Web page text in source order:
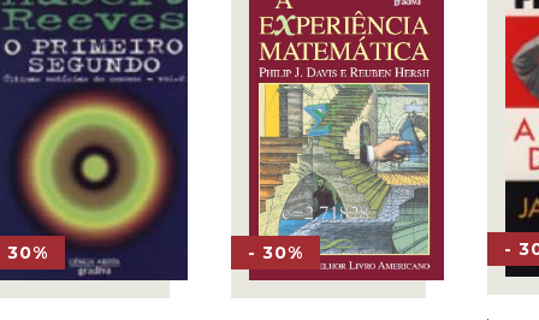
30% - 30% -